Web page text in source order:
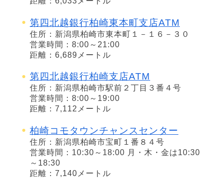
第四北越銀行柏崎東本町支店ATM
住所：新潟県柏崎市東本町１－１６－３０
営業時間：8:00～21:00
距離：6,689メートル
第四北越銀行柏崎支店ATM
住所：新潟県柏崎市駅前２丁目３番４号
営業時間：8:00～19:00
距離：7,112メートル
柏崎コモタウンチャンスセンター
住所：新潟県柏崎市宝町１番８４号
営業時間：10:30～18:00 月・木・金は10:30
～18:30
距離：7,140メートル